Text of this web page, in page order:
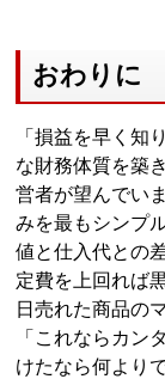
おわりに
「損益を早く知
な財務体質を築
営者が望んでい
みを最もシンプ
値と仕入代との
定費を上回れば
日売れた商品の
「これならカン
けたなら何より